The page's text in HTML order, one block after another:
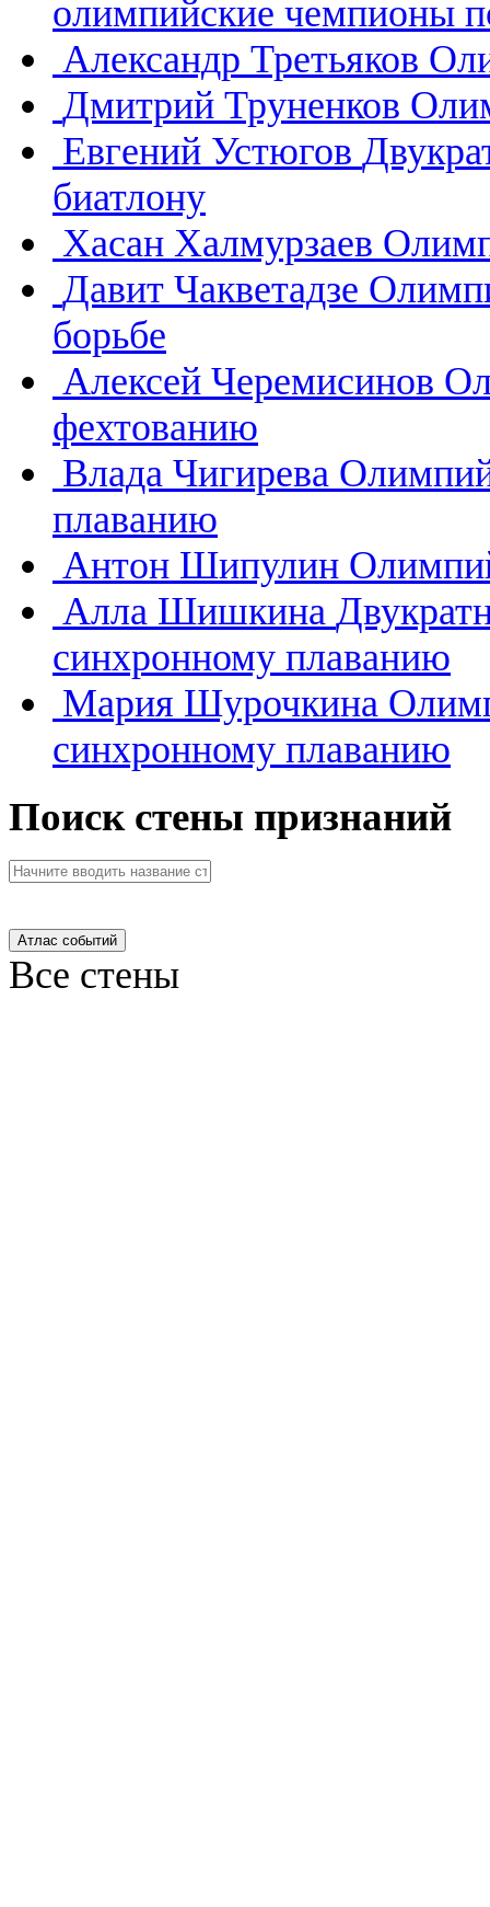
олимпийские чемпионы
Александр Третьяков
Дмитрий Труненков
Евгений Устюгов
биатлону
Хасан Халмурзаев
Давит Чакветадзе
борьбе
Алексей Черемисинов
фехтованию
Влада Чигирева
плаванию
Антон Шипулин
Алла Шишкина
синхронному плаванию
Мария Шурочкина
синхронному плаванию
Поиск стены признаний
Атлас событий
Все стены